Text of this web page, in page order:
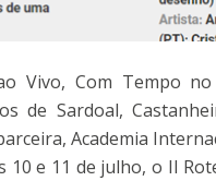
Vivo, Com Tempo
de Sardoal,
Academia
e 11 de julho, o II